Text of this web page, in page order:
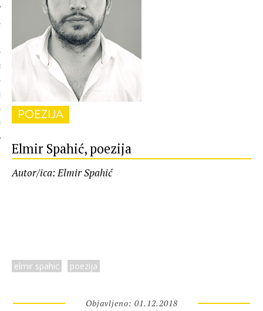
POEZIJA
Elmir Spahić, poezija
Autor/ica: Elmir Spahić
elmir spahic poezija
Objavljeno: 01.12.2018